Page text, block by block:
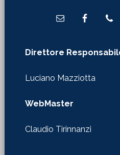
Direttore
Luciano Mazziotta
WebMaster
Claudio Tirinnanzi